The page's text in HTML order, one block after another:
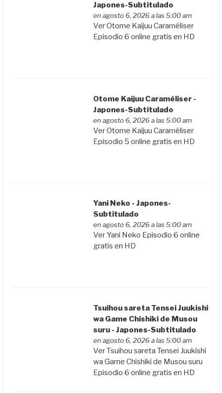
Japones-Subtitulado
en agosto 6, 2026 a las 5:00 am
Ver Otome Kaijuu Caraméliser
Episodio 6 online gratis en HD
Otome Kaijuu Caraméliser -
Japones-Subtitulado
en agosto 6, 2026 a las 5:00 am
Ver Otome Kaijuu Caraméliser
Episodio 5 online gratis en HD
Yani Neko - Japones-
Subtitulado
en agosto 6, 2026 a las 5:00 am
Ver Yani Neko Episodio 6 online
gratis en HD
Tsuihou sareta Tensei Juukishi
wa Game Chishiki de Musou
suru - Japones-Subtitulado
en agosto 6, 2026 a las 5:00 am
Ver Tsuihou sareta Tensei Juukishi
wa Game Chishiki de Musou suru
Episodio 6 online gratis en HD